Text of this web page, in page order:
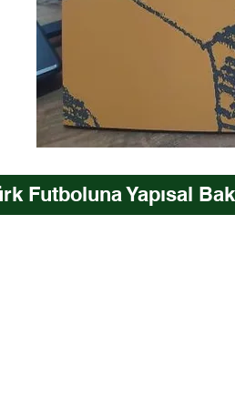
Futboluna Yapısal